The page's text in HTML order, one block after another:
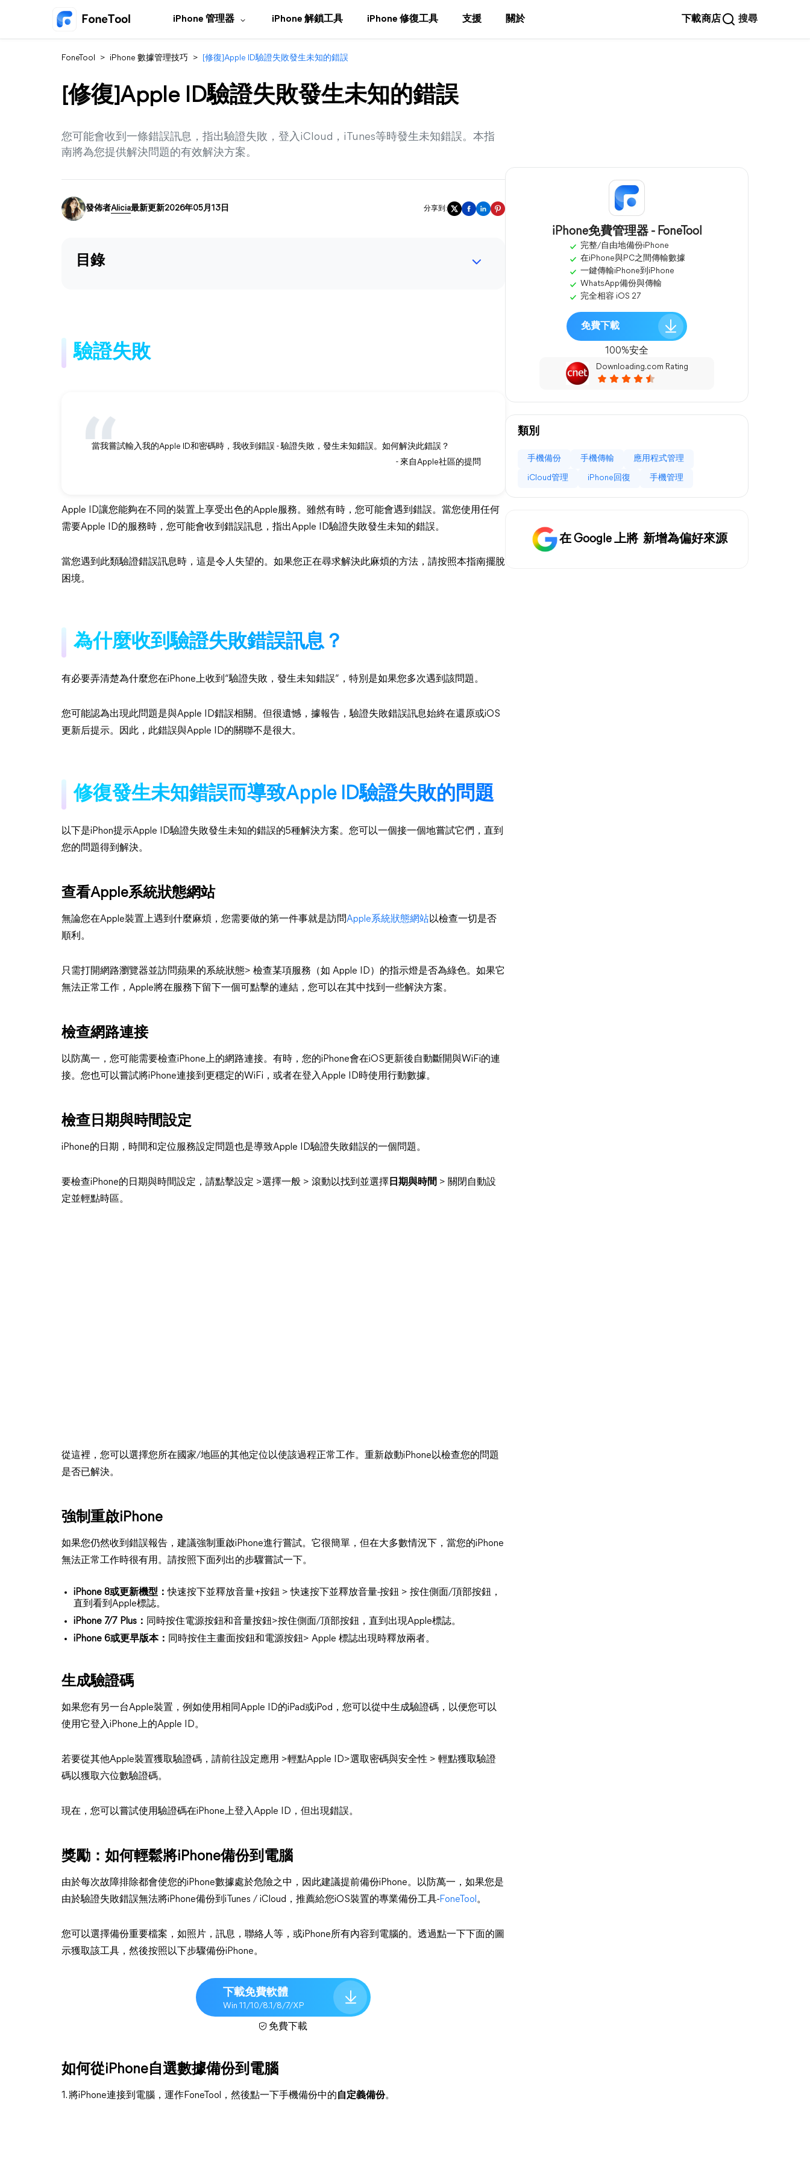
iPhone 管理器 iPhone 解鎖工具 iPhone 修復工具 支援 關於 下載商店 搜尋
FoneTool > iPhone 數據管理技巧 > [修復]Apple ID驗證失敗發生未知的錯誤
[修復]Apple ID驗證失敗發生未知的錯誤
您可能會收到一條錯誤訊息，指出驗證失敗，登入iCloud，iTunes等時發生未知錯誤。本指
南將為您提供解決問題的有效解決方案。
發佈者Alicia最新更新2026年05月13日 分享到:
目錄
驗證失敗
當我嘗試輸入我的Apple ID和密碼時，我收到錯誤 - 驗證失敗，發生未知錯誤。如何解決此錯誤？
- 來自Apple社區的提問
Apple ID讓您能夠在不同的裝置上享受出色的Apple服務。雖然有時，您可能會遇到錯誤。當您使用任何
需要Apple ID的服務時，您可能會收到錯誤訊息，指出Apple ID驗證失敗發生未知的錯誤。
當您遇到此類驗證錯誤訊息時，這是令人失望的。如果您正在尋求解決此麻煩的方法，請按照本指南擺脫
困境。
為什麼收到驗證失敗錯誤訊息？
有必要弄清楚為什麼您在iPhone上收到“驗證失敗，發生未知錯誤”，特別是如果您多次遇到該問題。
您可能認為出現此問題是與Apple ID錯誤相關。但很遺憾，據報告，驗證失敗錯誤訊息始終在還原或iOS
更新后提示。因此，此錯誤與Apple ID的關聯不是很大。
修復發生未知錯誤而導致Apple ID驗證失敗的問題
以下是iPhon提示Apple ID驗證失敗發生未知的錯誤的5種解決方案。您可以一個接一個地嘗試它們，直到
您的問題得到解決。
查看Apple系統狀態網站
無論您在Apple裝置上遇到什麼麻煩，您需要做的第一件事就是訪問Apple系統狀態網站以檢查一切是否
順利。
只需打開網路瀏覽器並訪問蘋果的系統狀態> 檢查某項服務（如 Apple ID）的指示燈是否為綠色。如果它
無法正常工作，Apple將在服務下留下一個可點擊的連結，您可以在其中找到一些解決方案。
檢查網路連接
以防萬一，您可能需要檢查iPhone上的網路連接。有時，您的iPhone會在iOS更新後自動斷開與WiFi的連
接。您也可以嘗試將iPhone連接到更穩定的WiFi，或者在登入Apple ID時使用行動數據。
檢查日期與時間設定
iPhone的日期，時間和定位服務設定問題也是導致Apple ID驗證失敗錯誤的一個問題。
要檢查iPhone的日期與時間設定，請點擊設定 >選擇一般 > 滾動以找到並選擇 日期與時間 > 關閉自動設
定並輕點時區。
從這裡，您可以選擇您所在國家/地區的其他定位以使該過程正常工作。重新啟動iPhone以檢查您的問題
是否已解決。
強制重啟iPhone
如果您仍然收到錯誤報告，建議強制重啟iPhone進行嘗試。它很簡單，但在大多數情況下，當您的iPhone
無法正常工作時很有用。請按照下面列出的步驟嘗試一下。
iPhone 8或更新機型：快速按下並釋放音量+按鈕 > 快速按下並釋放音量-按鈕 > 按住側面/頂部按鈕，
直到看到Apple標誌。
iPhone 7/7 Plus：
同時按住電源按鈕和音量按鈕>按住側面/頂部按鈕，直到出現Apple標誌。
iPhone 6或更早版本：
同時按住主畫面按鈕和電源按鈕> Apple 標誌出現時釋放兩者。
生成驗證碼
如果您有另一台Apple裝置，例如使用相同Apple ID的iPad或iPod，您可以從中生成驗證碼，以便您可以
使用它登入iPhone上的Apple ID。
若要從其他Apple裝置獲取驗證碼，請前往設定應用 >輕點Apple ID>選取密碼與安全性 > 輕點獲取驗證
碼以獲取六位數驗證碼。
現在，您可以嘗試使用驗證碼在iPhone上登入Apple ID，但出現錯誤。
獎勵：如何輕鬆將iPhone備份到電腦
由於每次故障排除都會使您的iPhone數據處於危險之中，因此建議提前備份iPhone。以防萬一，如果您是
由於驗證失敗錯誤無法將iPhone備份到iTunes / iCloud，推薦給您iOS裝置的專業備份工具-FoneTool 。
您可以選擇備份重要檔案，如照片，訊息，聯絡人等，或iPhone所有內容到電腦的。透過點一下下面的圖
示獲取該工具，然後按照以下步驟備份iPhone。
下載免費軟體
Win 11/10/8.1/8/7/XP
免費下載
如何從iPhone自選數據備份到電腦
1. 將iPhone連接到電腦，運作FoneTool，然後點一下手機備份中的 自定義備份。
iPhone免費管理器 - FoneTool
完整/自由地備份iPhone
在iPhone與PC之間傳輸數據
一鍵傳輸iPhone到iPhone
WhatsApp備份與傳輸
完全相容 iOS 27
免費下載
100%安全
Downloading.com Rating
類別
手機備份 手機傳輸 應用程式管理
iCloud管理 iPhone回復 手機管理
在 Google 上將 新增為偏好來源